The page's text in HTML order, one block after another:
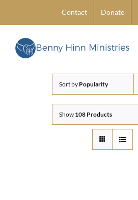
content
Contact Donate
Sort by Popularity
Show 108 Products